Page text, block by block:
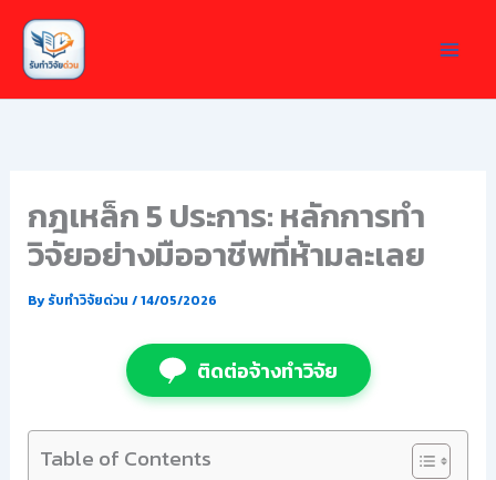
Skip
content
กฎเหล็ก 5 ประการ: หลักการทำ
วิจัยอย่างมืออาชีพที่ห้ามละเลย
Byรับทำวิจัยด่วน /14/05/2026
ติดต่อจ้างทำวิจัย
Table of Contents